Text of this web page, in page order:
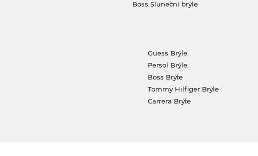
Boss Sluneční brýle
Guess Brýle
Persol Brýle
Boss Brýle
Tommy Hilfiger Brýle
Carrera Brýle